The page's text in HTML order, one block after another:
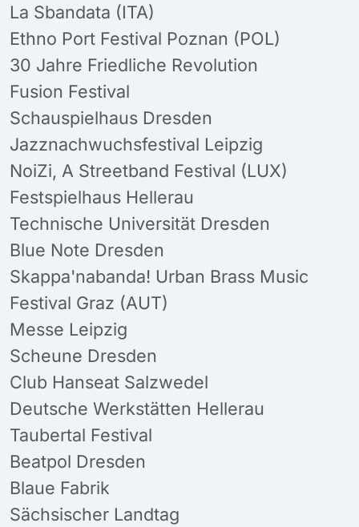
La Sbandata (ITA)
Ethno Port Festival Poznan (POL)
30 Jahre Friedliche Revolution
Fusion Festival
Schauspielhaus Dresden
Jazznachwuchsfestival Leipzig
NoiZi, A Streetband Festival (LUX)
Festspielhaus Hellerau
Technische Universität Dresden
Blue Note Dresden
Skappa'nabanda! Urban Brass Music
Festival Graz (AUT)
Messe Leipzig
Scheune Dresden
Club Hanseat Salzwedel
Deutsche Werkstätten Hellerau
Taubertal Festival
Beatpol Dresden
Blaue Fabrik
Sächsischer Landtag